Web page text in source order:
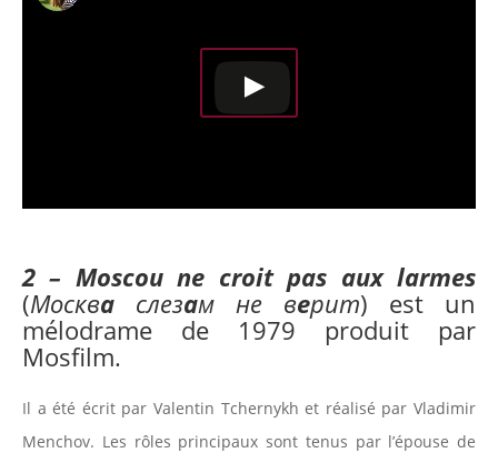
2 – Moscou ne croit pas aux larmes
(Москва слезам не верит) est un
mélodrame de 1979 produit par
Mosfilm.
Il a été écrit par Valentin Tchernykh et réalisé par Vladimir
Menchov. Les rôles principaux sont tenus par l’épouse de